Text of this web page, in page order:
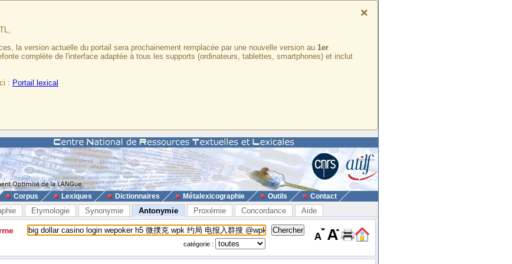
×
la version actuelle du portail sera prochainement remplacée par une nouvelle version au 1er
complète de l'interface adaptée à tous les supports (ordinateurs, tablettes, smartphones) et inclut
: Portail lexical
Corpus Lexiques Dictionnaires Métalexicographie Outils Contact
Etymologie Synonymie Antonymie Proxémie Concordance Aide
catégorie :